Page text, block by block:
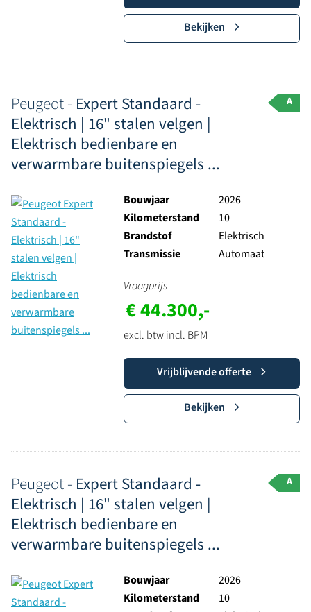
Bekijken
Peugeot - Expert Standaard -
Elektrisch | 16" stalen velgen |
Elektrisch bedienbare en
verwarmbare buitenspiegels ...
A
Bouwjaar
2026
Kilometerstand
10
Brandstof
Elektrisch
Transmissie
Automaat
Vraagprijs
€ 44.300,-
excl. btw incl. BPM
Vrijblijvende offerte
Bekijken
Peugeot - Expert Standaard -
Elektrisch | 16" stalen velgen |
Elektrisch bedienbare en
verwarmbare buitenspiegels ...
A
Bouwjaar
2026
Kilometerstand
10